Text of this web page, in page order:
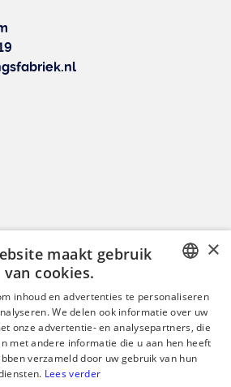
GET IN TOUCH
DUTCH
×
maakt gebruik
van cookies.
inhoud en advertenties te personaliseren
We delen ook informatie over uw
onze advertentie- en analysepartners, die
met andere informatie die u aan hen heeft
verzameld door uw gebruik van hun
Lees verder